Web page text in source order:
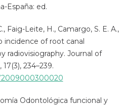
España: ed.
Faig-Leite, H., Camargo, S. E. A.,
incidence of root canal
radiovisiography. Journal of
234–239.
Odontológica funcional y